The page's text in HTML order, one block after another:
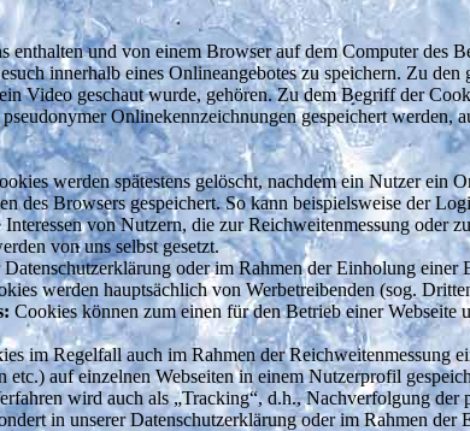
enthalten und von einem Browser auf dem Computer des
innerhalb eines Onlineangebotes zu speichern. Zu
Video geschaut wurde, gehören. Zu dem Begriff der
Onlinekennzeichnungen gespeichert werden,
werden spätestens gelöscht, nachdem ein Nutzer ein
des Browsers gespeichert. So kann beispielsweise der
von Nutzern, die zur Reichweitenmessung oder
von uns selbst gesetzt.
oder im Rahmen der Einholung
werden hauptsächlich von Werbetreibenden (sog.
Cookies können zum einen für den Betrieb einer
im Regelfall auch im Rahmen der Reichweitenmessung
auf einzelnen Webseiten in einem Nutzerprofil
wird auch als „Tracking“, d.h., Nachverfolgung
in unserer Datenschutzerklärung oder im Rahmen